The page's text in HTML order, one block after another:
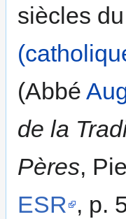
siècles
(Abbé
de la
Pères,
ESR , p.